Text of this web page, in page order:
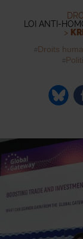
LOI ANTI-
>
Droits